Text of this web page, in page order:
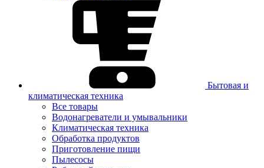
Бытовая и
климатическая техника
Все товары
Водонагреватели и умывальники
Климатическая техника
Обработка продуктов
Приготовление пищи
Пылесосы